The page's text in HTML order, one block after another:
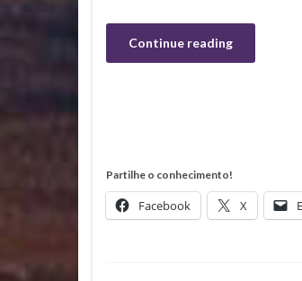
Continue reading
Partilhe o conhecimento!
Facebook X